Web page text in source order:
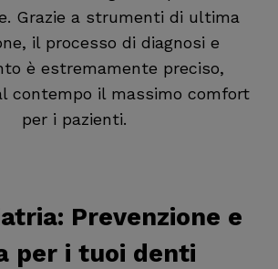
Grazie a strumenti di ultima
il processo di diagnosi e
è estremamente preciso,
contempo il massimo comfort
per i pazienti.
: Prevenzione e
per i tuoi denti